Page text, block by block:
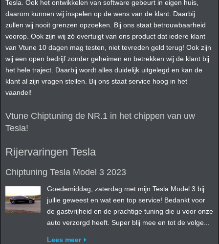
Tesla. Ook het ontwikkelen van software gebeurt in eigen huis,
daarom kunnen wij inspelen op de wens van de klant. Daarbij
zullen wij nooit grenzen opzoeken. Bij ons staat betrouwbaarheid
voorop. Ook zijn wij zó overtuigt van ons product dat iedere klant
van Vtune 10 dagen mag testen, niet tevreden geld terug! Ook zijn
wij een open bedrijf zonder geheimen en betrekken wij de klant bij
het hele traject. Daarbij wordt alles duidelijk uitgelegd en kan de
klant al zijn vragen stellen. Bij ons staat service hoog in het
vaandel!
Vtune Chiptuning de NR.1 in het chippen van uw
Tesla!
Rijervaringen Tesla
Chiptuning Tesla Model 3 2023
Goedemiddag, zaterdag met mijn Tesla Model 3 bij
jullie geweest en wat een top service! Bedankt voor
de gastvrijheid en de prachtige tuning die u voor onze
auto verzorgd heeft. Super blij mee en tot de volge...
Lees meer